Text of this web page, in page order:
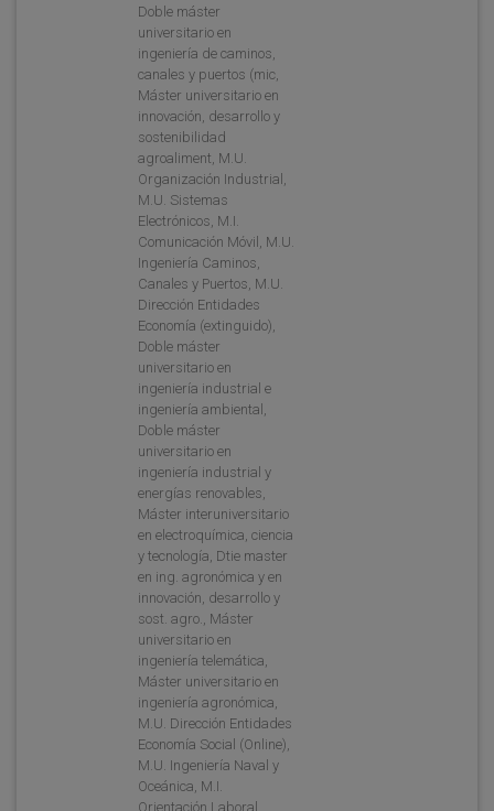
Doble máster
universitario en
ingeniería de caminos,
canales y puertos (mic,
Máster universitario en
innovación, desarrollo y
sostenibilidad
agroaliment, M.U.
Organización Industrial,
M.U. Sistemas
Electrónicos, M.I.
Comunicación Móvil, M.U.
Ingeniería Caminos,
Canales y Puertos, M.U.
Dirección Entidades
Economía (extinguido),
Doble máster
universitario en
ingeniería industrial e
ingeniería ambiental,
Doble máster
universitario en
ingeniería industrial y
energías renovables,
Máster interuniversitario
en electroquímica, ciencia
y tecnología, Dtie master
en ing. agronómica y en
innovación, desarrollo y
sost. agro., Máster
universitario en
ingeniería telemática,
Máster universitario en
ingeniería agronómica,
M.U. Dirección Entidades
Economía Social (Online),
M.U. Ingeniería Naval y
Oceánica, M.I.
Orientación Laboral,